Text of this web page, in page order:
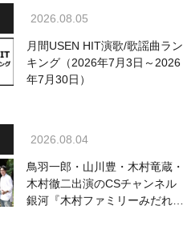
2026.08.05
月間USEN HIT演歌/歌謡曲ラン
キング（2026年7月3日～2026
年7月30日）
2026.08.04
鳥羽一郎・山川豊・木村竜蔵・
木村徹二出演のCSチャンネル
銀河『木村ファミリーみだれ旅